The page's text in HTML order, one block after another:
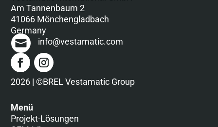
Am Tannenbaum 2
41066 Mönchengladbach
Germany
info@vestamatic.com
2026 | ©BREL Vestamatic Group
Menü
Projekt-Lösungen